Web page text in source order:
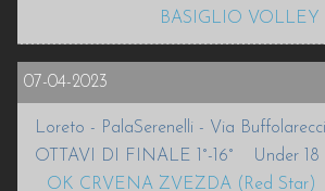
BASIGLIO VOLLEY
07-04-2023
Loreto - PalaSerenelli - Via
OTTAVI DI FINALE 1°-16°
Under 18
OK CRVENA ZVEZDA (Red Star)